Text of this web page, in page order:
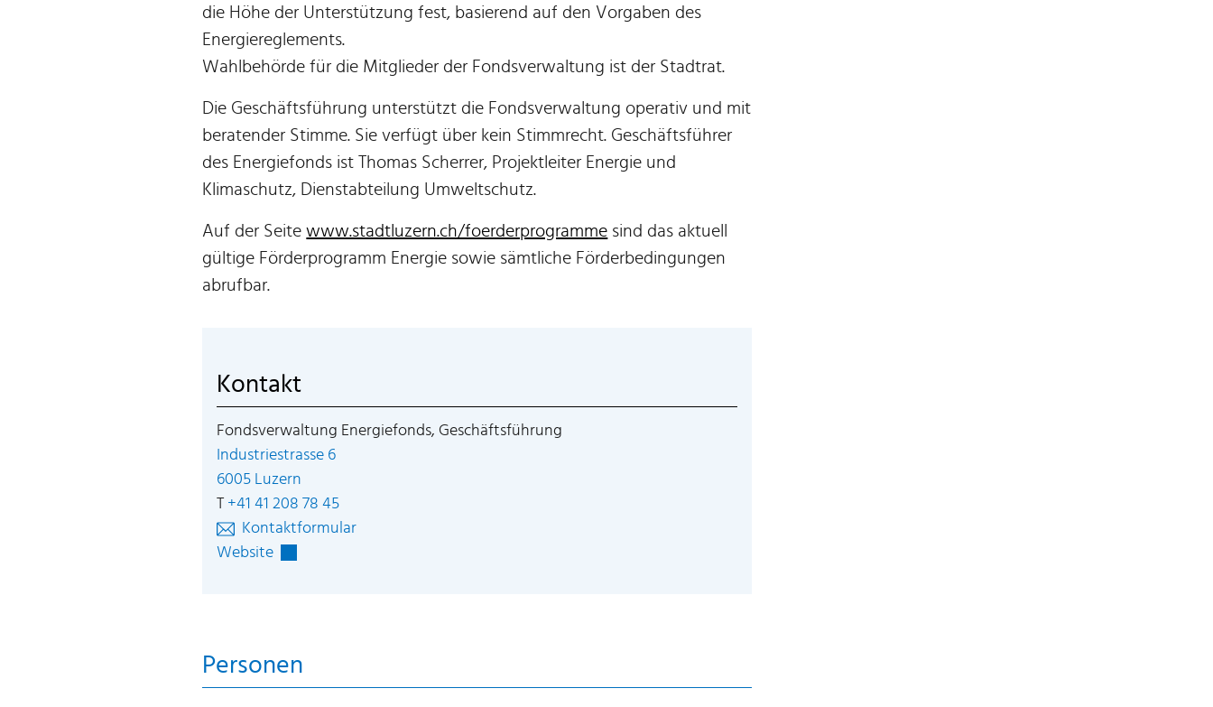
die Höhe der Unterstützung fest, basierend auf den Vorgaben des
Energiereglements.
Wahlbehörde für die Mitglieder der Fondsverwaltung ist der Stadtrat.
Die Geschäftsführung unterstützt die Fondsverwaltung operativ und mit
beratender Stimme. Sie verfügt über kein Stimmrecht. Geschäftsführer
des Energiefonds ist Thomas Scherrer, Projektleiter Energie und
Klimaschutz, Dienstabteilung Umweltschutz.
Auf der Seitewww.stadtluzern.ch/foerderprogramme sind das aktuell
gültige Förderprogramm Energie sowie sämtliche Förderbedingungen
abrufbar.
Kontakt
Fondsverwaltung Energiefonds, Geschäftsführung
Industriestrasse 6
6005 Luzern
T +41 41 208 78 45
Kontaktformular
WebsiteExterner Link wird in einem neuen Fenster geöffnet.
Personen